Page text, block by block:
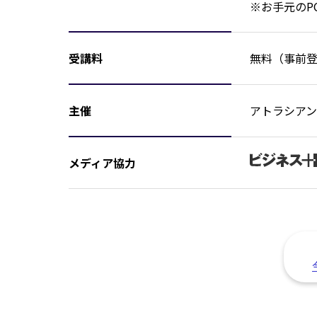
※お手元の
受講料 無料（事前
主催 アトラシア
メディア協力